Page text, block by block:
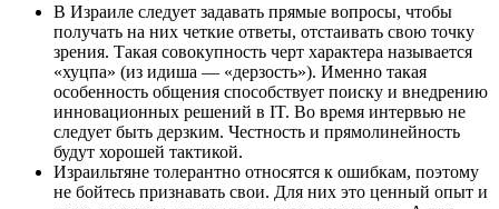
В Израиле следует задавать прямые вопросы, чтобы
получать на них четкие ответы, отстаивать свою точку
зрения. Такая совокупность черт характера называется
«хуцпа» (из идиша — «дерзость»). Именно такая
особенность общения способствует поиску и внедрению
инновационных решений в IT. Во время интервью не
следует быть дерзким. Честность и прямолинейность
будут хорошей тактикой.
Израильтяне толерантно относятся к ошибкам, поэтому
не бойтесь признавать свои. Для них это ценный опыт и